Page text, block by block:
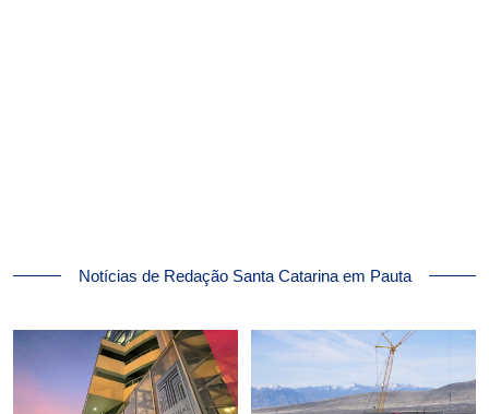
Notícias de Redação Santa Catarina em Pauta